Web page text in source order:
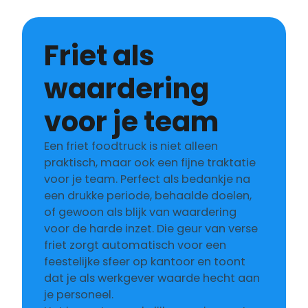
Friet als
waardering
voor je team
Een friet foodtruck is niet alleen
praktisch, maar ook een fijne traktatie
voor je team. Perfect als bedankje na
een drukke periode, behaalde doelen,
of gewoon als blijk van waardering
voor de harde inzet. Die geur van verse
friet zorgt automatisch voor een
feestelijke sfeer op kantoor en toont
dat je als werkgever waarde hecht aan
je personeel.